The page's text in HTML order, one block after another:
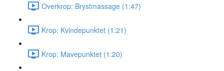
Overkrop: Brystmassage (1:47)
Krop: Kvindepunktet (1:21)
Krop: Mavepunktet (1:20)